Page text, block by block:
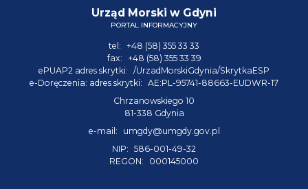
Urząd Morski w Gdyni
PORTAL INFORMACYJNY
tel: +48 (58) 355 33 33
fax: +48 (58) 355 33 39
ePUAP2 adres skrytki: /UrzadMorskiGdynia/SkrytkaESP
e-Doręczenia: adres skrytki: AE:PL-95741-88663-EUDWR-17
Chrzanowskiego 10
81-338 Gdynia
e-mail:
umgdy@umgdy.gov.pl
NIP: 586-001-49-32
REGON:
000145000